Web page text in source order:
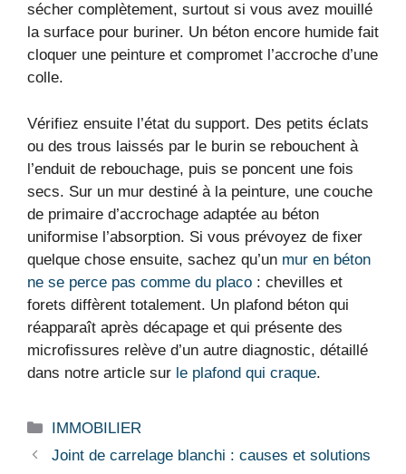
sécher complètement, surtout si vous avez mouillé
la surface pour buriner. Un béton encore humide fait
cloquer une peinture et compromet l’accroche d’une
colle.
Vérifiez ensuite l’état du support. Des petits éclats
ou des trous laissés par le burin se rebouchent à
l’enduit de rebouchage, puis se poncent une fois
secs. Sur un mur destiné à la peinture, une couche
de primaire d’accrochage adaptée au béton
uniformise l’absorption. Si vous prévoyez de fixer
quelque chose ensuite, sachez qu’un mur en béton
ne se perce pas comme du placo : chevilles et
forets diffèrent totalement. Un plafond béton qui
réapparaît après décapage et qui présente des
microfissures relève d’un autre diagnostic, détaillé
dans notre article sur le plafond qui craque.
Catégories
IMMOBILIER
Joint de carrelage blanchi : causes et solutions